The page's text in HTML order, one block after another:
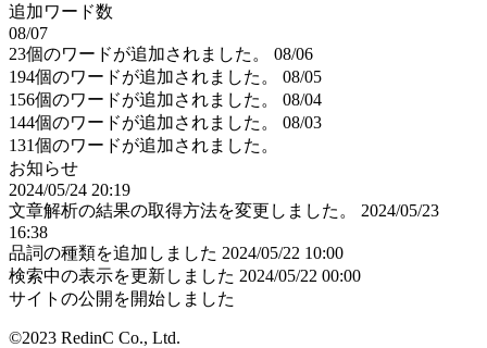
追加ワード数
08/07
23個のワードが追加されました。
08/06
194個のワードが追加されました。
08/05
156個のワードが追加されました。
08/04
144個のワードが追加されました。
08/03
131個のワードが追加されました。
お知らせ
2024/05/24 20:19
文章解析の結果の取得方法を変更しました。
2024/05/23
16:38
品詞の種類を追加しました 2024/05/22 10:00
検索中の表示を更新しました 2024/05/22 00:00
サイトの公開を開始しました
©2023 RedinC Co., Ltd.